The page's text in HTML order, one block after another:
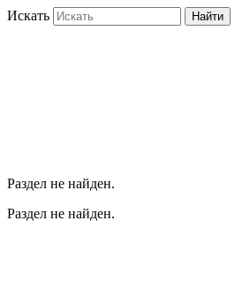
Искать Найти
Раздел не найден.
Раздел не найден.